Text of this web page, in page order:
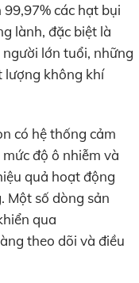
các hạt bụi
lành, đặc biệt là
lớn tuổi, những
lượng không khí
có hệ thống cảm
độ ô nhiễm và
quả hoạt động
Một số dòng sản
qua
theo dõi và điều